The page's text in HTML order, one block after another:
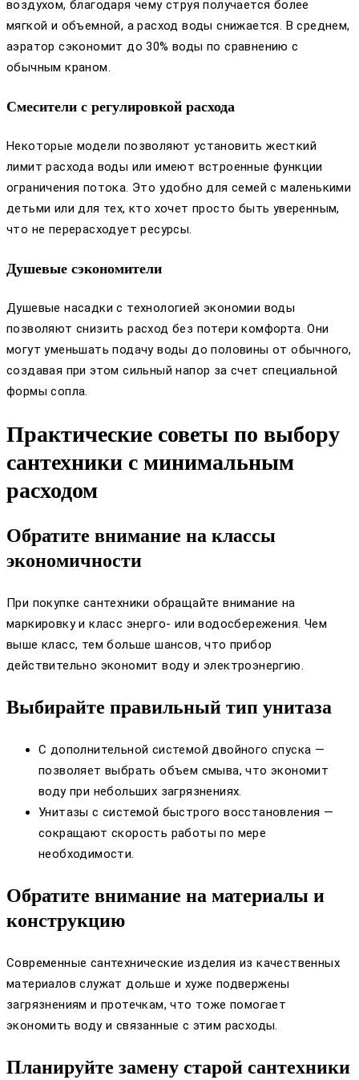
воздухом, благодаря чему струя получается более
мягкой и объемной, а расход воды снижается. В среднем,
аэратор сэкономит до 30% воды по сравнению с
обычным краном.
Смесители с регулировкой расхода
Некоторые модели позволяют установить жесткий
лимит расхода воды или имеют встроенные функции
ограничения потока. Это удобно для семей с маленькими
детьми или для тех, кто хочет просто быть уверенным,
что не перерасходует ресурсы.
Душевые сэкономители
Душевые насадки с технологией экономии воды
позволяют снизить расход без потери комфорта. Они
могут уменьшать подачу воды до половины от обычного,
создавая при этом сильный напор за счет специальной
формы сопла.
Практические советы по выбору
сантехники с минимальным
расходом
Обратите внимание на классы
экономичности
При покупке сантехники обращайте внимание на
маркировку и класс энерго- или водосбережения. Чем
выше класс, тем больше шансов, что прибор
действительно экономит воду и электроэнергию.
Выбирайте правильный тип унитаза
С дополнительной системой двойного спуска —
позволяет выбрать объем смыва, что экономит
воду при небольших загрязнениях.
Унитазы с системой быстрого восстановления —
сокращают скорость работы по мере
необходимости.
Обратите внимание на материалы и
конструкцию
Современные сантехнические изделия из качественных
материалов служат дольше и хуже подвержены
загрязнениям и протечкам, что тоже помогает
экономить воду и связанные с этим расходы.
Планируйте замену старой сантехники